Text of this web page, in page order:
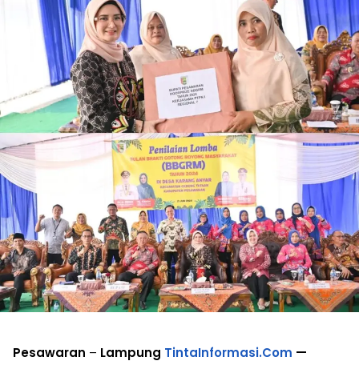
Pesawaran – Lampung TintaInformasi.Com —